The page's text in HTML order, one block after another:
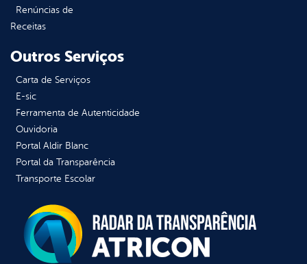
Renúncias de
Receitas
Outros Serviços
Carta de Serviços
E-sic
Ferramenta de Autenticidade
Ouvidoria
Portal Aldir Blanc
Portal da Transparência
Transporte Escolar